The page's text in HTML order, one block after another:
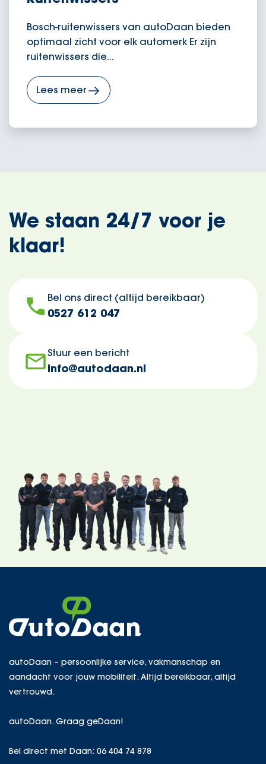
Bosch-ruitenwissers van autoDaan bieden
optimaal zicht voor elk automerk Er zijn
ruitenwissers die...
Lees meer
We staan 24/7 voor je
klaar!
Bel ons direct (altijd bereikbaar)
0527 612 047
Stuur een bericht
info@autodaan.nl
autoDaan – persoonlijke service, vakmanschap en
aandacht voor jouw mobiliteit. Altijd bereikbaar, altijd
vertrouwd.
autoDaan. Graag geDaan!
Bel direct met Daan: 06 404 74 878